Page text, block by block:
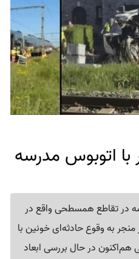
با اتوبوس مدرسه
در تقاطع همسطحی واقع در
به وقوع حادثه‌ای خونین با
در حال بررسی ابعاد